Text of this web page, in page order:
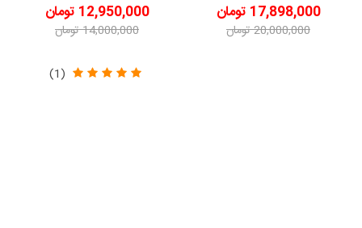
17,898,000 تومان
20,000,000 تومان
12,950,000 تومان
14,000,000 تومان
(1)